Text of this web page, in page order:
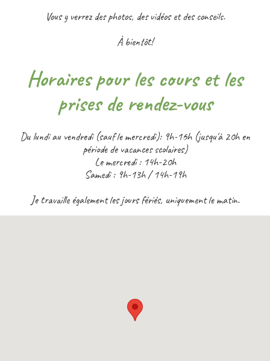
Vous y verrez des photos, des vidéos et des conseils.
À bientôt!
Horaires pour les cours et les
prises de rendez-vous
Du lundi au vendredi (sauf le mercredi): 9h-16h (jusqu'à 20h en
période de vacances scolaires)
Le mercredi : 14h-20h
Samedi : 9h-13h / 14h-19h
Je travaille également les jours fériés, uniquement le matin.